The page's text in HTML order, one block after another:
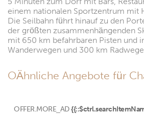
einem nationalen Sportzentrum mit
Die Seilbahn führt hinauf zu den
der größten zusammenhängenden
mit 650 km befahrbaren Pisten und
Wanderwegen und 300 km
OÄhnliche Angebote für
OFFER.MORE_AD